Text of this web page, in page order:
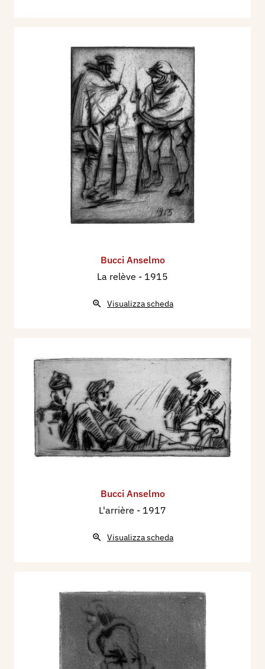
Bucci Anselmo
La relève - 1915
Visualizza scheda
Bucci Anselmo
L'arrière - 1917
Visualizza scheda